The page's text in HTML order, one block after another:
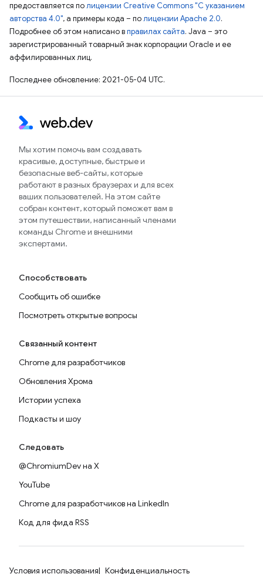
предоставляется полицензии Creative Commons "С указанием
авторства 4.0", а примеры кода – полицензии Apache 2.0.
Подробнее об этом написано вправилах сайта. Java – это
зарегистрированный товарный знак корпорации Oracle и ее
аффилированных лиц.
Последнее обновление: 2021-05-04 UTC.
Мы хотим помочь вам создавать
красивые, доступные, быстрые и
безопасные веб-сайты, которые
работают в разных браузерах и для всех
ваших пользователей. На этом сайте
собран контент, который поможет вам в
этом путешествии, написанный членами
команды Chrome и внешними
экспертами.
Способствовать
Сообщить об ошибке
Посмотреть открытые вопросы
Связанный контент
Chrome для разработчиков
Обновления Хрома
Истории успеха
Подкасты и шоу
Следовать
@ChromiumDev на X
YouTube
Chrome для разработчиков на LinkedIn
Код для фида RSS
Условия использования Конфиденциальность